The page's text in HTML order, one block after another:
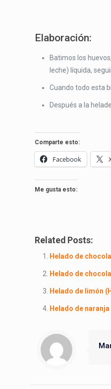
Elaboración:
Batimos los
leche) líquida,
Cuando todo esta
Después a la
Comparte esto:
Facebook
Me gusta esto:
Related Posts:
Helado de
Helado de
Helado de limón
Helado de